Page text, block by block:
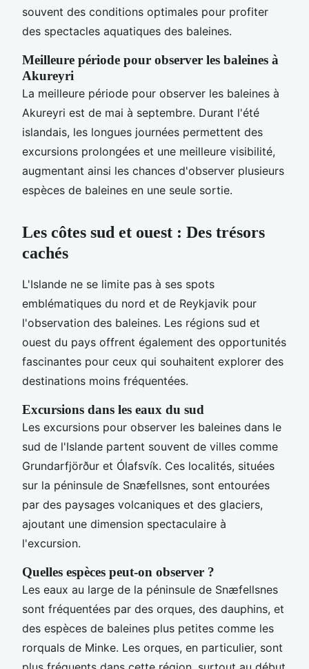
souvent des conditions optimales pour profiter
des spectacles aquatiques des baleines.
Meilleure période pour observer les baleines à
Akureyri
La meilleure période pour observer les baleines à
Akureyri est de mai à septembre. Durant l'été
islandais, les longues journées permettent des
excursions prolongées et une meilleure visibilité,
augmentant ainsi les chances d'observer plusieurs
espèces de baleines en une seule sortie.
Les côtes sud et ouest : Des trésors
cachés
L'Islande ne se limite pas à ses spots
emblématiques du nord et de Reykjavik pour
l'observation des baleines. Les régions sud et
ouest du pays offrent également des opportunités
fascinantes pour ceux qui souhaitent explorer des
destinations moins fréquentées.
Excursions dans les eaux du sud
Les excursions pour observer les baleines dans le
sud de l'Islande partent souvent de villes comme
Grundarfjörður et Ólafsvík. Ces localités, situées
sur la péninsule de Snæfellsnes, sont entourées
par des paysages volcaniques et des glaciers,
ajoutant une dimension spectaculaire à
l'excursion.
Quelles espèces peut-on observer ?
Les eaux au large de la péninsule de Snæfellsnes
sont fréquentées par des orques, des dauphins, et
des espèces de baleines plus petites comme les
rorquals de Minke. Les orques, en particulier, sont